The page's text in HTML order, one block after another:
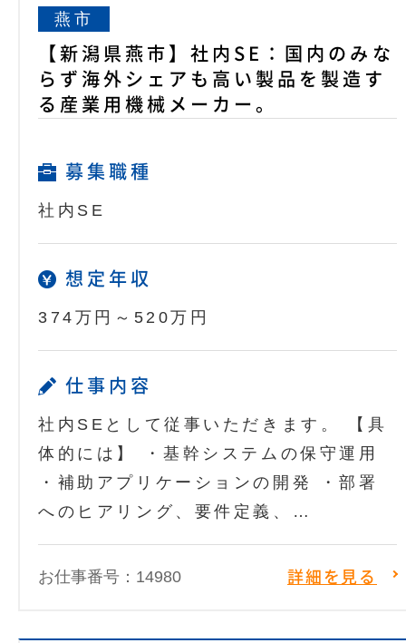
燕市
【新潟県燕市】社内SE：国内のみな
らず海外シェアも高い製品を製造す
る産業用機械メーカー。
募集職種
社内SE
想定年収
374万円～520万円
仕事内容
社内SEとして従事いただきます。 【具
体的には】 ・基幹システムの保守運用
・補助アプリケーションの開発 ・部署
へのヒアリング、要件定義、…
お仕事番号：14980 詳細を見る